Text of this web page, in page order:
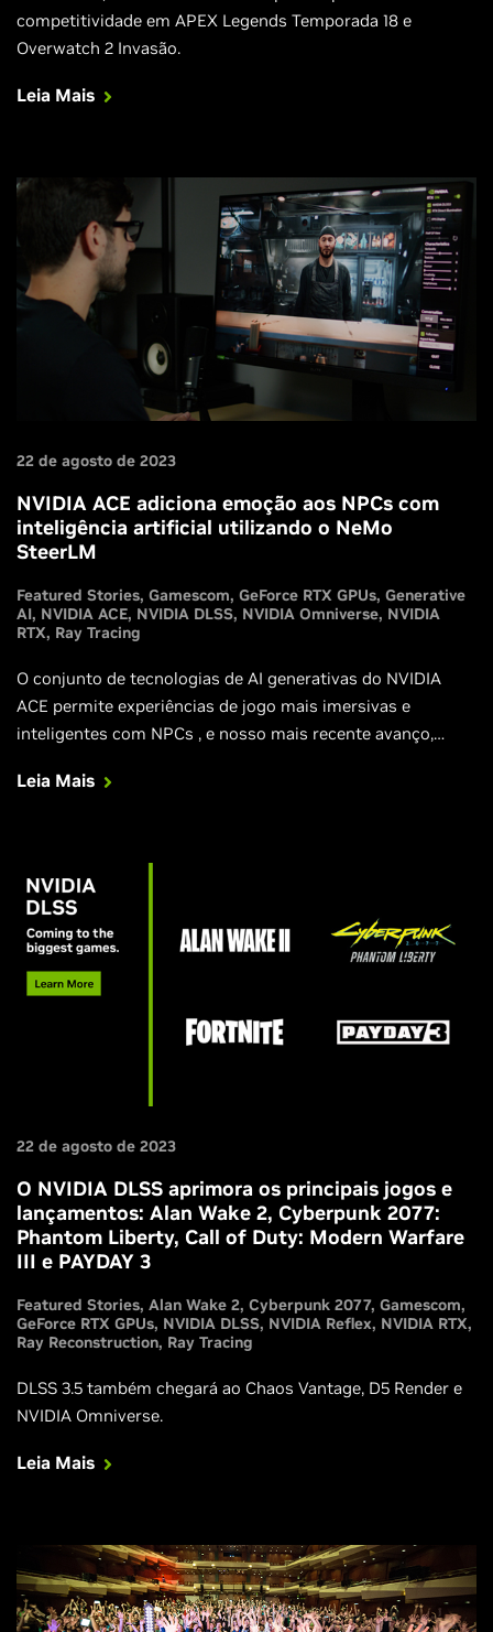
competitividade em APEX Legends Temporada 18 e
Overwatch 2 Invasão.
Leia Mais
22 de agosto de 2023
NVIDIA ACE adiciona emoção aos NPCs com
inteligência artificial utilizando o NeMo
SteerLM
Featured Stories Gamescom GeForce RTX GPUs Generative
AI NVIDIA ACE NVIDIA DLSS NVIDIA Omniverse NVIDIA
RTX Ray Tracing
O conjunto de tecnologias de AI generativas do NVIDIA
ACE permite experiências de jogo mais imersivas e
inteligentes com NPCs , e nosso mais recente avanço,
personalizáveis para interações mais dinâmicas, emotivas
Leia Mais
22 de agosto de 2023
O NVIDIA DLSS aprimora os principais jogos e
lançamentos: Alan Wake 2, Cyberpunk 2077:
Phantom Liberty, Call of Duty: Modern Warfare
III e PAYDAY 3
Featured Stories Alan Wake 2 Cyberpunk 2077 Gamescom
GeForce RTX GPUs NVIDIA DLSS NVIDIA Reflex NVIDIA RTX
Ray Reconstruction Ray Tracing
DLSS 3.5 também chegará ao Chaos Vantage, D5 Render e
NVIDIA Omniverse.
Leia Mais